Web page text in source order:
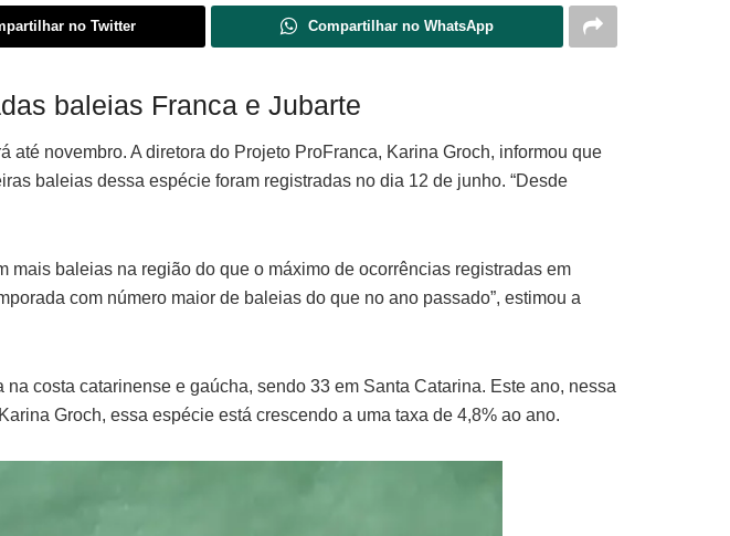
no Twitter Compartilhar no WhatsApp
baleias Franca e Jubarte
novembro. A diretora do Projeto ProFranca, Karina Groch, informou que
baleias dessa espécie foram registradas no dia 12 de junho. “Desde
baleias na região do que o máximo de ocorrências registradas em
com número maior de baleias do que no ano passado”, estimou a
costa catarinense e gaúcha, sendo 33 em Santa Catarina. Este ano, nessa
Groch, essa espécie está crescendo a uma taxa de 4,8% ao ano.